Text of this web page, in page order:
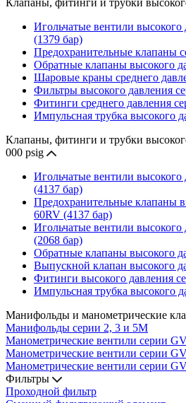
Игольчатые вентили
(1379 бар)
Предохранительные клапаны
Обратные клапаны высокого
Шаровые краны среднего
Фильтры высокого давления
Фитинги среднего давления
Импульсная трубка высокого
Клапаны, фитинги и трубки
000 psig
Игольчатые вентили
(4137 бар)
Предохранительные клапаны
60RV (4137 бар)
Игольчатые вентили
(2068 бар)
Обратные клапаны высокого
Выпускной клапан высокого
Фитинги высокого давления
Импульсная трубка высокого
Манифольды и манометрические
Манифольды серии 2, 3 и 5М
Манометрические вентили серии
Манометрические вентили серии
Манометрические вентили серии
Фильтры
Проходной фильтр